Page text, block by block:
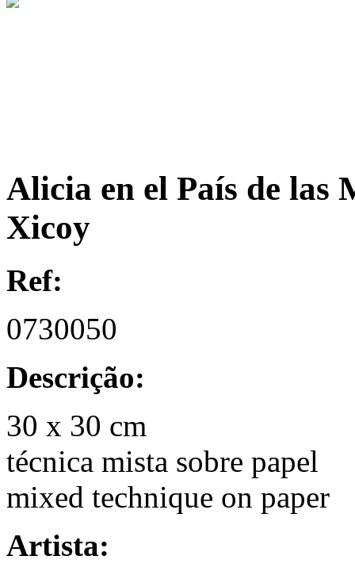
Alicia en el País de las
Xicoy
Ref:
0730050
Descrição:
30 x 30 cm
técnica mista sobre papel
mixed technique on paper
Artista: